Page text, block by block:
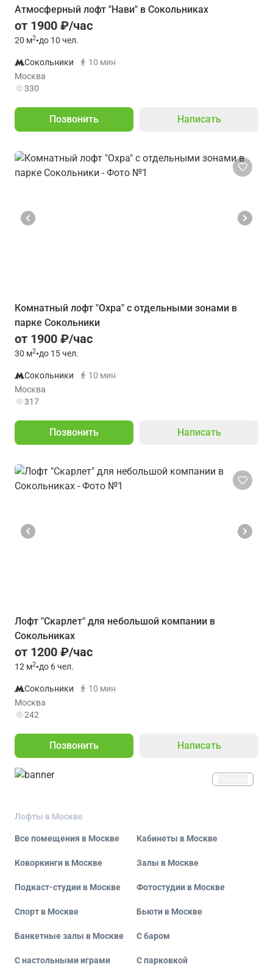
Атмосферный лофт "Нави" в Сокольниках
от 1900 ₽/час
20 м2•до 10 чел.
Сокольники
10 мин
Москва
330
Позвонить Написать
Комнатный лофт "Охра" с отдельными зонами в
парке Сокольники
от 1900 ₽/час
30 м2•до 15 чел.
Сокольники
10 мин
Москва
317
Позвонить Написать
Лофт "Скарлет" для небольшой компании в
Сокольниках
от 1200 ₽/час
12 м2•до 6 чел.
Сокольники
10 мин
Москва
242
Позвонить Написать
Лофты в Москве
Все помещения в Москве Кабинеты в Москве
Коворкинги в Москве Залы в Москве
Подкаст-студии в Москве Фотостудии в Москве
Спорт в Москве Бьюти в Москве
Банкетные залы в Москве С баром
С настольными играми С парковкой